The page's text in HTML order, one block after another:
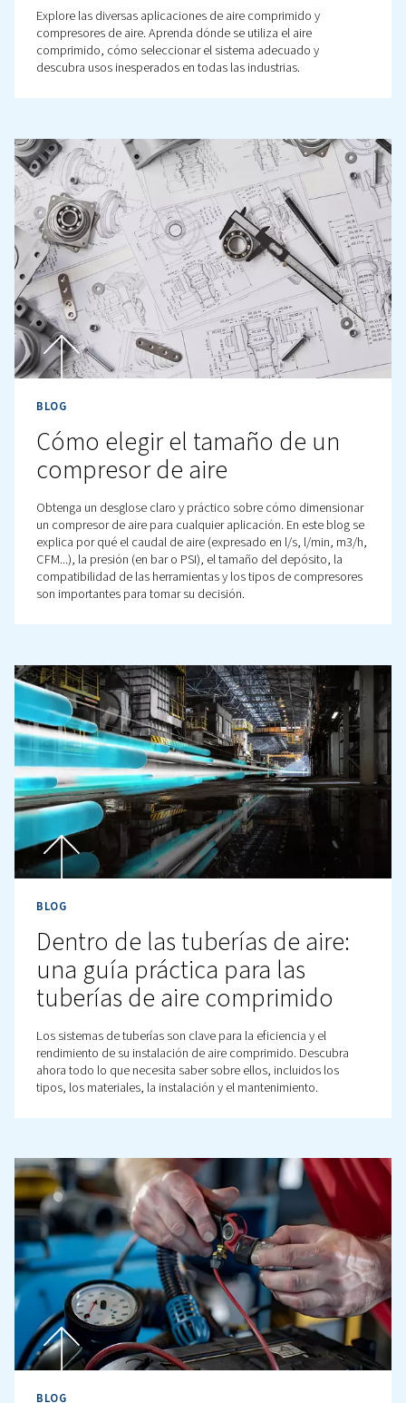
Su guía para la medición
presión en aire comprimido
Comprender la diferencia entre PSIA y PSIG, y qué es
barg.
BLOG
comprimido?
Explore las diversas aplicaciones de aire comprimido y
compresores de aire. Aprenda dónde se utiliza el aire
comprimido, cómo seleccionar el sistema adecuado y
descubra usos inesperados en todas las industrias.
BLOG
Cómo elegir el tamaño de
compresor de aire
Obtenga un desglose claro y práctico sobre cómo
un compresor de aire para cualquier aplicación. En
explica por qué el caudal de aire (expresado en l/s, l/